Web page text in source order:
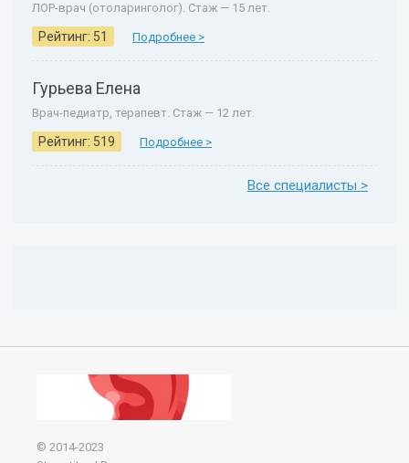
ЛОР-врач (отоларинголог). Стаж — 15 лет.
Рейтинг: 51 Подробнее >
Гурьева Елена
Врач-педиатр, терапевт. Стаж — 12 лет.
Рейтинг: 519 Подробнее >
Все специалисты >
© 2014-2023